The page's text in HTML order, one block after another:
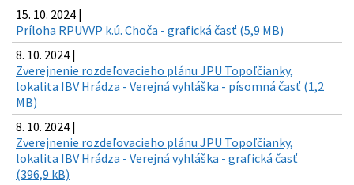
15. 10. 2024 |
Príloha RPUVVP k.ú. Choča - grafická časť (5,9 MB)
8. 10. 2024 |
Zverejnenie rozdeľovacieho plánu JPU Topoľčianky,
lokalita IBV Hrádza - Verejná vyhláška - písomná časť (1,2
MB)
8. 10. 2024 |
Zverejnenie rozdeľovacieho plánu JPU Topoľčianky,
lokalita IBV Hrádza - Verejná vyhláška - grafická časť
(396,9 kB)